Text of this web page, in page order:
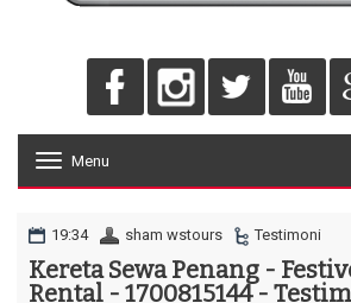
o
e
n
Menu
19:34 sham wstours Testimoni
Kereta Sewa Penang -
Rental - 1700815144 -